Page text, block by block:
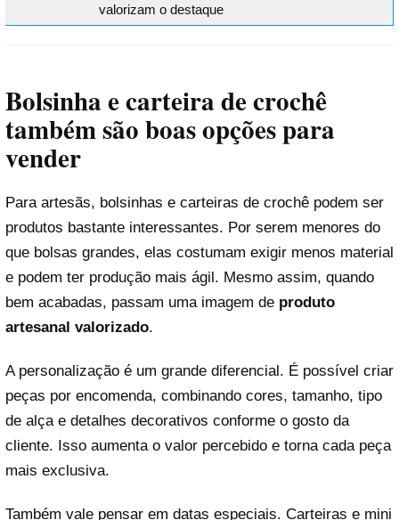
valorizam o destaque
Bolsinha e carteira de crochê
também são boas opções para
vender
Para artesãs, bolsinhas e carteiras de crochê podem ser
produtos bastante interessantes. Por serem menores do
que bolsas grandes, elas costumam exigir menos material
e podem ter produção mais ágil. Mesmo assim, quando
bem acabadas, passam uma imagem de produto
artesanal valorizado.
A personalização é um grande diferencial. É possível criar
peças por encomenda, combinando cores, tamanho, tipo
de alça e detalhes decorativos conforme o gosto da
cliente. Isso aumenta o valor percebido e torna cada peça
mais exclusiva.
Também vale pensar em datas especiais. Carteiras e mini